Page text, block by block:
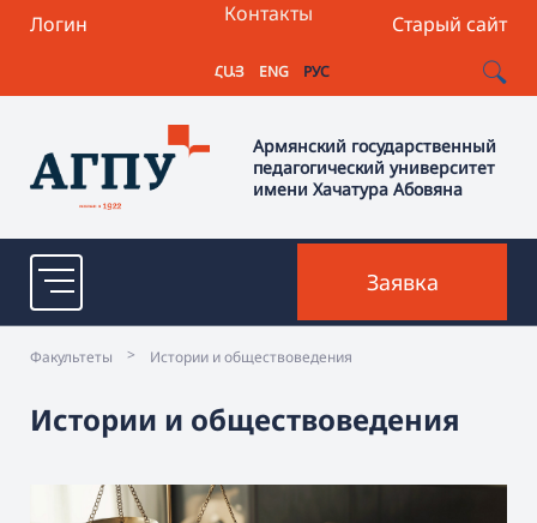
Логин Старый сайт
Контакты
ՀԱՅ ENG РУС
Армянский государственный
педагогический университет
имени Хачатура Абовяна
Заявка
Факультеты > Истории и обществоведения
Истории и обществоведения